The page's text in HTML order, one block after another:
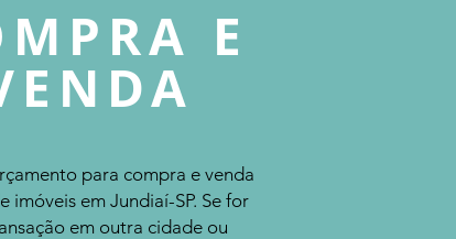
E
para compra e venda
imóveis em Jundiaí-SP. Se for
em outra cidade ou